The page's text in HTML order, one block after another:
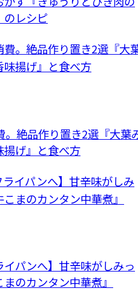
のレシピ
。絶品作り置き2選『大葉
揚げ』と食べ方
イパンへ】甘辛味がしみっ
のカンタン中華煮』